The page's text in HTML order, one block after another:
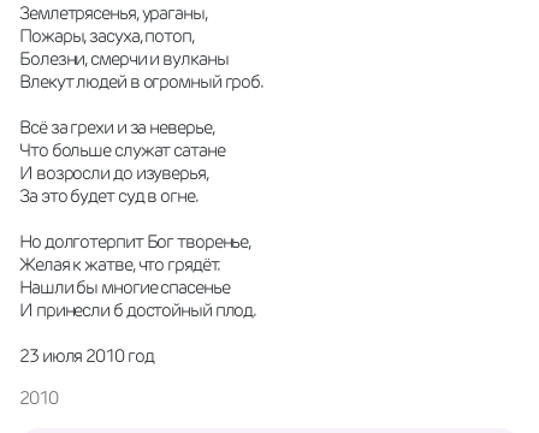
Землетрясенья, ураганы,
Пожары, засуха, потоп,
Болезни, смерчи и вулканы
Влекут людей в огромный гроб.
Всё за грехи и за неверье,
Что больше служат сатане
И возросли до изуверья,
За это будет суд в огне.
Но долготерпит Бог творенье,
Желая к жатве, что грядёт.
Нашли бы многие спасенье
И принесли б достойный плод.
23 июля 2010 год
2010